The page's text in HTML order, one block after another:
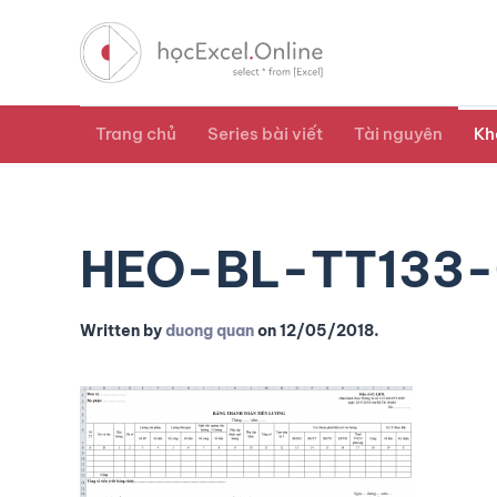
Trang chủ Series bài viết Tài nguyên
HEO-BL-
Written byduong quanon12/05/2018.